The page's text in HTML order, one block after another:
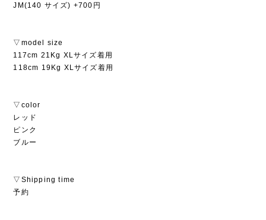
JM(140 サイズ) +700円
▽model size
117cm 21Kg XLサイズ着用
118cm 19Kg XLサイズ着用
▽color
レッド
ピンク
ブルー
▽Shipping time
予約